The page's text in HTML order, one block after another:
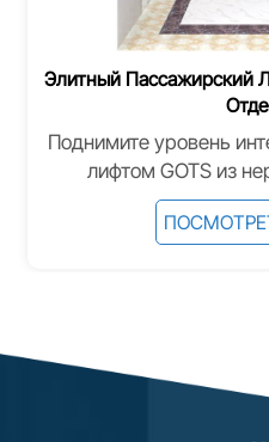
Элитный Пассажирский
Поднимите уровень
лифтом GOTS из
зеркальной
грузоподъемность
элегантности. 1.
отделка 2.
(VVVF) 3.